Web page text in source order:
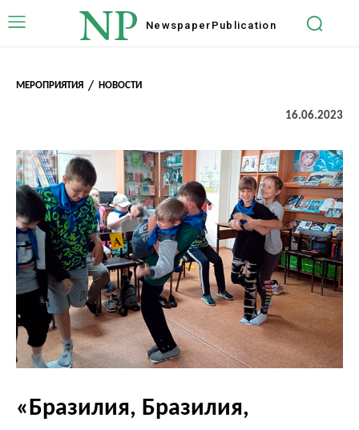
NP Newspaper Publication
МЕРОПРИЯТИЯ НОВОСТИ
16.06.2023
«Бразилия, Бразилия,